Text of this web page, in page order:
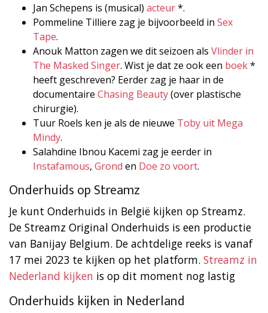
Jan Schepens is (musical) acteur*.
Pommeline Tilliere zag je bijvoorbeeld in Sex
Tape.
Anouk Matton zagen we dit seizoen als Vlinder in
The Masked Singer. Wist je dat ze ook een boek*
heeft geschreven? Eerder zag je haar in de
documentaire Chasing Beauty(over plastische
chirurgie).
Tuur Roels ken je als de nieuwe Toby uit Mega
Mindy.
Salahdine Ibnou Kacemi zag je eerder in
Instafamous, Grond en Doe zo voort.
Onderhuids op Streamz
Je kunt Onderhuids in België kijken op Streamz.
De Streamz Original Onderhuids is een productie
van Banijay Belgium. De achtdelige reeks is vanaf
17 mei 2023 te kijken op het platform. Streamz in
Nederland kijken is op dit moment nog lastig
Onderhuids kijken in Nederland